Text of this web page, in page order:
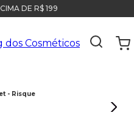
DE R$ 199
- Risque